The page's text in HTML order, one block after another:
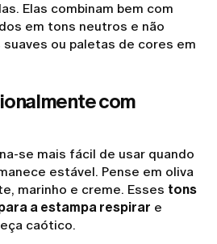
Elas combinam bem com
em tons neutros e não
ou paletas de cores em
com
se mais fácil de usar quando
estável. Pense em oliva
marinho e creme. Esses tons
a estampa respirar e
caótico.